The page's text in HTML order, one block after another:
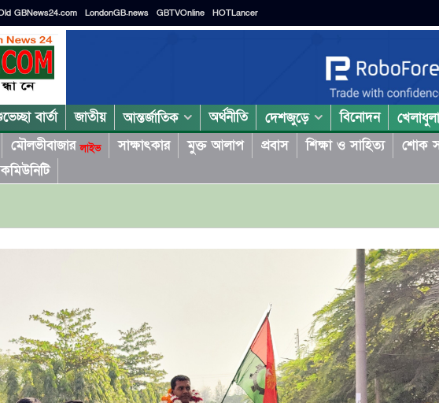
GBNews24.com LondonGB.news GBTVOnline HOTLancer
বার্তা জাতীয় আন্তর্জাতিক অর্থনীতি দেশজুড়ে বিনোদন
মৌলভীবাজারলাইভ সাক্ষাৎকার মুক্ত আলাপ প্রবাস শিক্ষা ও সাহিত্য শোক